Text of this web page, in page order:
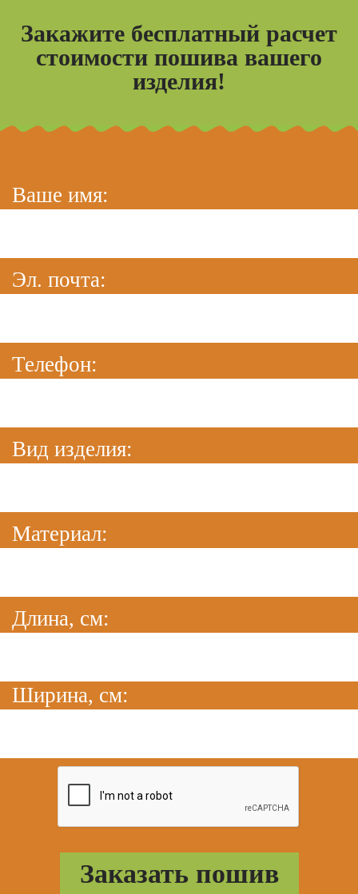
Закажите бесплатный расчет
стоимости пошива вашего
изделия!
Ваше имя:
Эл. почта:
Телефон:
Вид изделия:
Материал:
Длина, см:
Ширина, см: